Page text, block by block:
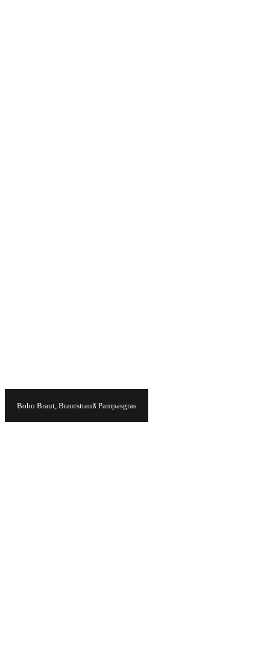
Boho Braut, Brautstrauß Pampasgras